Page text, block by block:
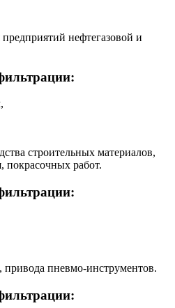
нефтегазовой и
строительных материалов,
покрасочных работ.
привода пневмо-инструментов.